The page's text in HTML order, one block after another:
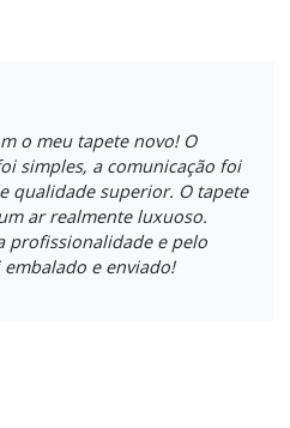
o meu tapete novo! O
simples, a comunicação foi
qualidade superior. O tapete
ar realmente luxuoso.
profissionalidade e pelo
e enviado!